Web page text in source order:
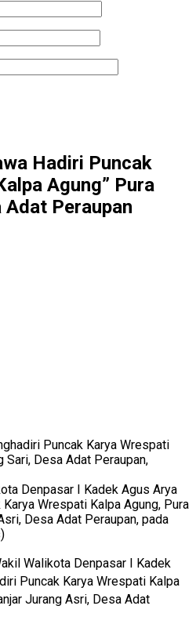
Hadiri Puncak
Agung” Pura
Adat Peraupan
Denpasar I Kadek Agus Arya
Wrespati Kalpa Agung, Pura
Desa Adat Peraupan, pada
Walikota Denpasar I Kadek
Puncak Karya Wrespati Kalpa
Jurang Asri, Desa Adat